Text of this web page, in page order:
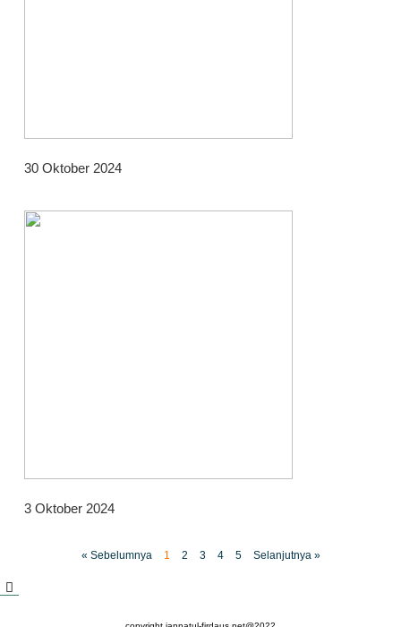
30 Oktober 2024
3 Oktober 2024
« Sebelumnya 1 2 3 4 5 Selanjutnya »